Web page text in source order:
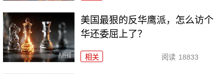
美国最狠的反华鹰派，怎么访个
华还委屈上了？
相关 阅读 18833